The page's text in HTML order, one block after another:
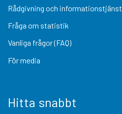
Rådgivning och informationstjänst
Fråga om statistik
Vanliga frågor (FAQ)
För media
Hitta snabbt